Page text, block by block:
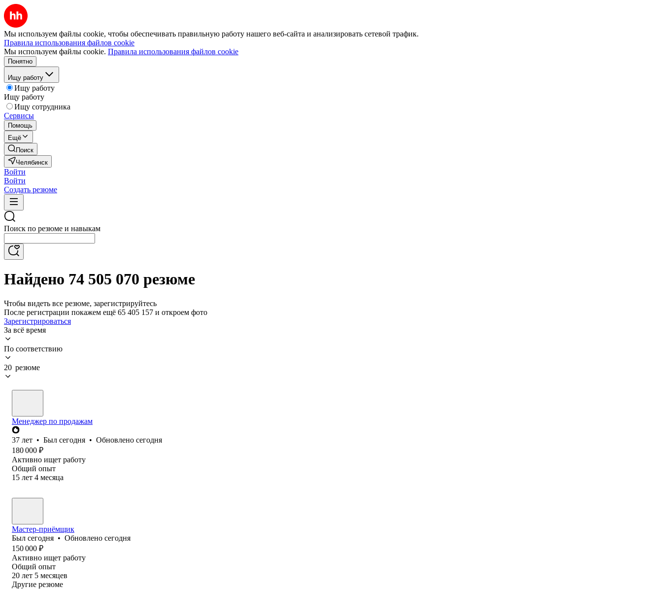
Мы используем файлы cookie, чтобы обеспечивать правильную работу нашего веб-сайта и анализировать сетевой трафик.
Правила использования файлов cookie
Мы используем файлы cookie. Правила использования файлов cookie
Понятно
Ищу работу
Ищу работу
Ищу работу
Ищу сотрудника
Сервисы
Помощь
Ещё
Поиск
Челябинск
Войти
Войти
Создать резюме
Поиск по резюме и навыкам
Найдено 74 505 070 резюме
Чтобы видеть все резюме, зарегистрируйтесь
После регистрации покажем ещё 65 405 157 и откроем фото
Зарегистрироваться
За всё время
По соответствию
20 резюме
Менеджер по продажам
37 лет • Был сегодня • Обновлено сегодня
180 000 ₽
Активно ищет работу
Общий опыт
15 лет 4 месяца
Мастер-приёмщик
Был сегодня • Обновлено сегодня
150 000 ₽
Активно ищет работу
Общий опыт
20 лет 5 месяцев
Другие резюме